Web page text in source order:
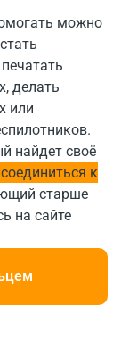
можно
делать
или
найдет своё
к
старше
на сайте